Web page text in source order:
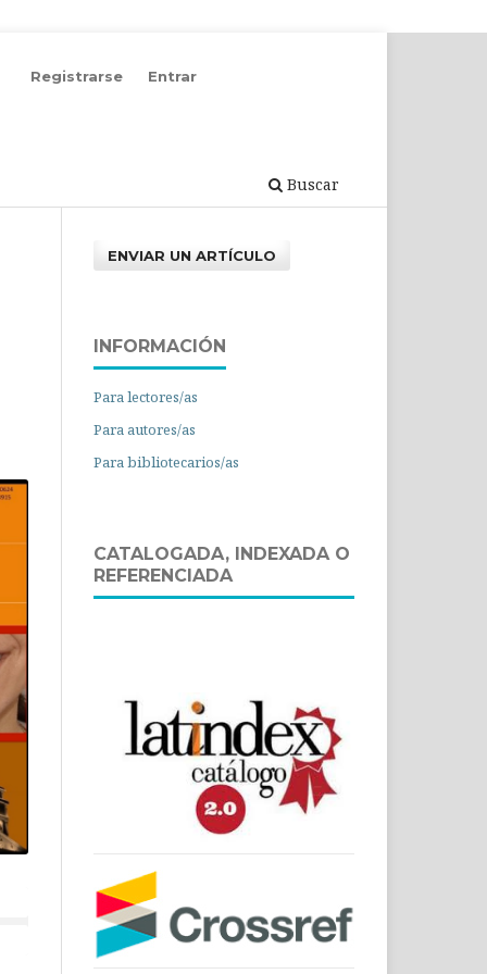
Buscar
Registrarse Entrar
ENVIAR UN ARTÍCULO
INFORMACIÓN
Para lectores/as
Para autores/as
Para bibliotecarios/as
CATALOGADA, INDEXADA O
REFERENCIADA